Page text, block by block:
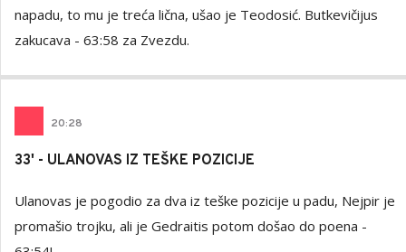
napadu, to mu je treća lična, ušao je Teodosić. Butkevičijus
zakucava - 63:58 za Zvezdu.
20:28
33' - ULANOVAS IZ TEŠKE POZICIJE
Ulanovas je pogodio za dva iz teške pozicije u padu, Nejpir je
promašio trojku, ali je Gedraitis potom došao do poena -